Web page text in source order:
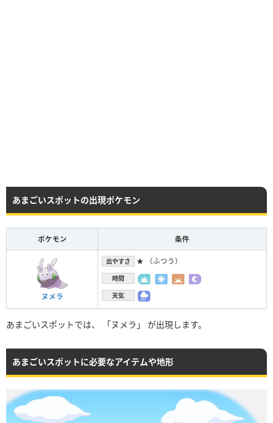
あまごいスポットの出現ポケモン
ポケモン 条件
ヌメラ
出やすさ ★ （ふつう）
時間
天気
あまごいスポットでは、 「ヌメラ」 が出現します。
あまごいスポットに必要なアイテムや地形